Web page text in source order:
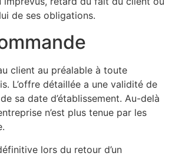
de ses obligations.
client au préalable à toute
L’offre détaillée a une validité de
sa date d’établissement. Au-delà
n’est plus tenue par les
lors du retour d’un